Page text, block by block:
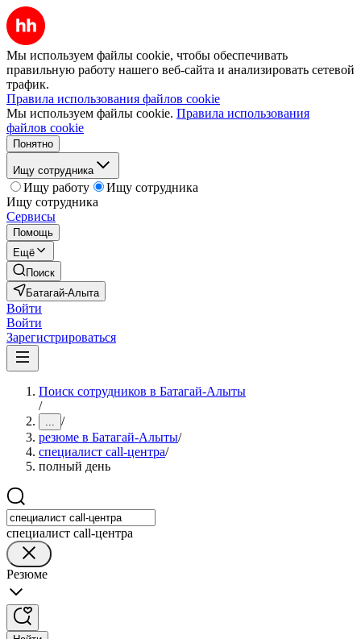
Мы используем файлы cookie, чтобы обеспечивать
правильную работу нашего веб-сайта и анализировать сетевой
трафик.
Правила использования файлов cookie
Мы используем файлы cookie. Правила использования
файлов cookie
Понятно
Ищу сотрудника
Ищу работу
Ищу сотрудника
Ищу сотрудника
Сервисы
Помощь
Ещё
Поиск
Батагай-Алыта
Войти
Войти
Зарегистрироваться
Поиск сотрудников в Батагай-Алыты
/
... /
резюме в Батагай-Алыты/
специалист call-центра/
полный день
специалист call-центра
Резюме